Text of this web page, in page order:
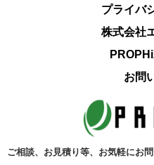
プライバ
株式会社
お問
ご相談、お見積り等、 お気軽にお